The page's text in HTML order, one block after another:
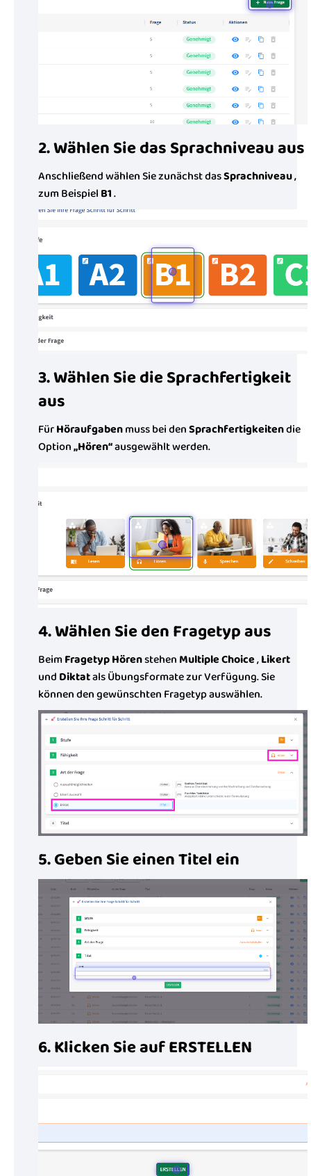
2. Wählen Sie das Sprachniveau aus
Anschließend wählen Sie zunächst dasSprachniveau,
zum Beispiel B1.
3. Wählen Sie die Sprachfertigkeit
aus
FürHöraufgabenmuss bei denSprachfertigkeitendie
Option„Hören“ausgewählt werden.
4. Wählen Sie den Fragetyp aus
BeimFragetyp Hörenstehen Multiple Choice,Likert
und Diktatals Übungsformate zur Verfügung. Sie
können den gewünschten Fragetyp auswählen.
5. Geben Sie einen Titel ein
6. Klicken Sie auf ERSTELLEN